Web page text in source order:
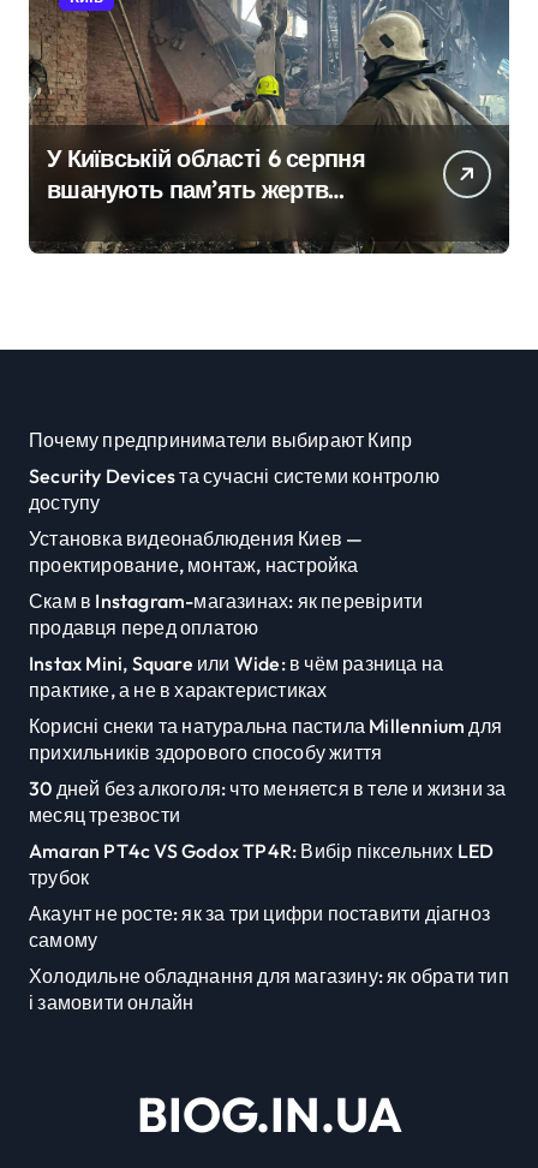
У Київській області 6 серпня
вшанують пам’ять жертв
російської агресії
Почему предприниматели выбирают Кипр
Security Devices та сучасні системи контролю
доступу
Установка видеонаблюдения Киев —
проектирование, монтаж, настройка
Скам в Instagram-магазинах: як перевірити
продавця перед оплатою
Instax Mini, Square или Wide: в чём разница на
практике, а не в характеристиках
Корисні снеки та натуральна пастила Millennium для
прихильників здорового способу життя
30 дней без алкоголя: что меняется в теле и жизни за
месяц трезвости
Amaran PT4c VS Godox TP4R: Вибір піксельних LED
трубок
Акаунт не росте: як за три цифри поставити діагноз
самому
Холодильне обладнання для магазину: як обрати тип
і замовити онлайн
BIOG.IN.UA